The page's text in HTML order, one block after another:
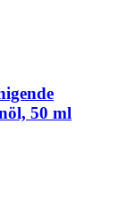
50 ml